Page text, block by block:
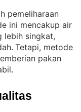
pemeliharaan
ini mencakup air
lebih singkat,
. Tetapi, metode
pakan
.